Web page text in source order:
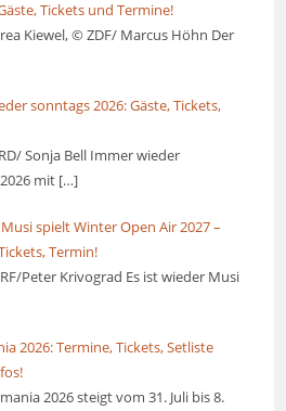
Tickets und Termine!
Kiewel, © ZDF/ Marcus Höhn Der
sonntags 2026: Gäste, Tickets,
Sonja Bell Immer wieder
mit […]
spielt Winter Open Air 2027 –
Termin!
Peter Krivograd Es ist wieder Musi
2026: Termine, Tickets, Setliste
2026 steigt vom 31. Juli bis 8.